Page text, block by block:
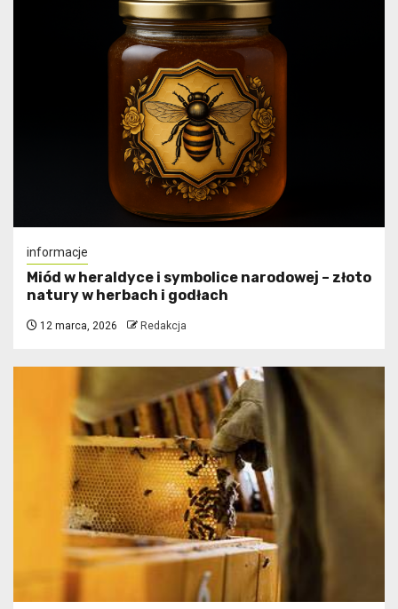
informacje
Miód w heraldyce i symbolice narodowej – złoto
natury w herbach i godłach
12 marca, 2026 Redakcja